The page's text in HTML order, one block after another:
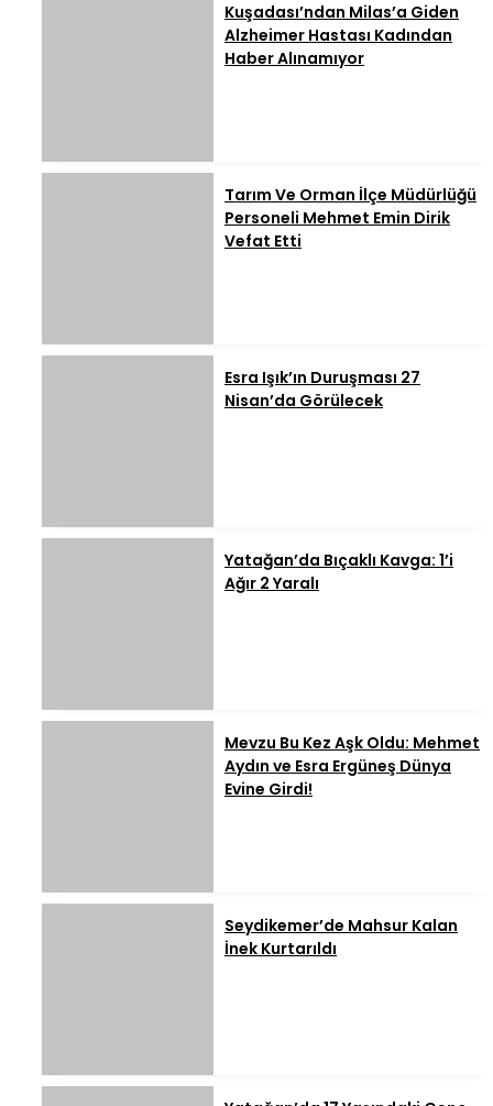
Kuşadası’ndan Milas’a Giden
Alzheimer Hastası Kadından
Haber Alınamıyor
Tarım Ve Orman İlçe Müdürlüğü
Personeli Mehmet Emin Dirik
Vefat Etti
Esra Işık’ın Duruşması 27
Nisan’da Görülecek
Yatağan’da Bıçaklı Kavga: 1’i
Ağır 2 Yaralı
Mevzu Bu Kez Aşk Oldu: Mehmet
Aydın ve Esra Ergüneş Dünya
Evine Girdi!
Seydikemer’de Mahsur Kalan
İnek Kurtarıldı